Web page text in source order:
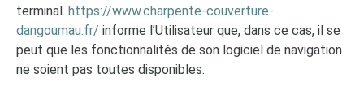
terminal. https://www.charpente-couverture-
dangoumau.fr/ informe l’Utilisateur que, dans ce cas, il se
peut que les fonctionnalités de son logiciel de navigation
ne soient pas toutes disponibles.